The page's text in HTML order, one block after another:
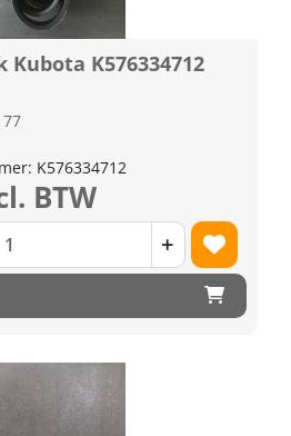
K576334712
K576334712
BTW
+